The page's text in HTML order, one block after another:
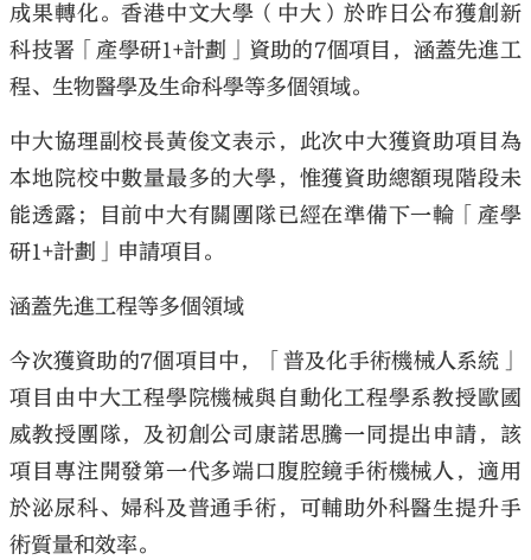
成果轉化。香港中文大學（中大）於昨日公布獲創新
科技署「產學研1+計劃」資助的7個項目，涵蓋先進工
程、生物醫學及生命科學等多個領域。
中大協理副校長黃俊文表示，此次中大獲資助項目為
本地院校中數量最多的大學，惟獲資助總額現階段未
能透露；目前中大有關團隊已經在準備下一輪「產學
研1+計劃」申請項目。
涵蓋先進工程等多個領域
今次獲資助的7個項目中，「普及化手術機械人系統」
項目由中大工程學院機械與自動化工程學系教授歐國
威教授團隊，及初創公司康諾思騰一同提出申請，該
項目專注開發第一代多端口腹腔鏡手術機械人，適用
於泌尿科、婦科及普通手術，可輔助外科醫生提升手
術質量和效率。